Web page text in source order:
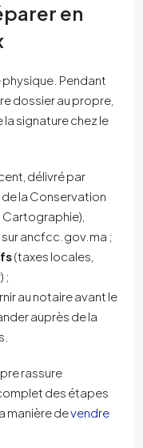
en
physique. Pendant
dossier au propre,
la signature chez le
délivré par
de la Conservation
ancfcc.gov.ma ;
(taxes locales,
;
au notaire avant le
auprès de la
rassure
des étapes
manière devendre